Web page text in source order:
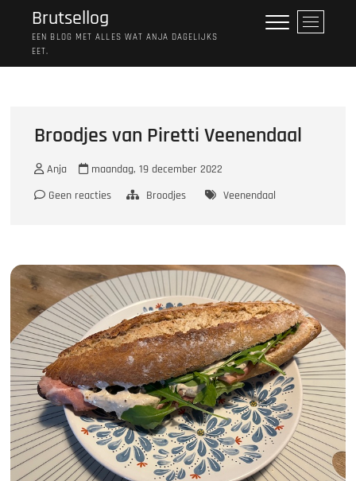
Brutsellog
EEN BLOG MET ALLES WAT ANJA DAGELIJKS
EET.
M
e
Broodjes van Piretti Veenendaal
Anja
maandag, 19 december 2022
Geen reacties
Broodjes Veenendaal